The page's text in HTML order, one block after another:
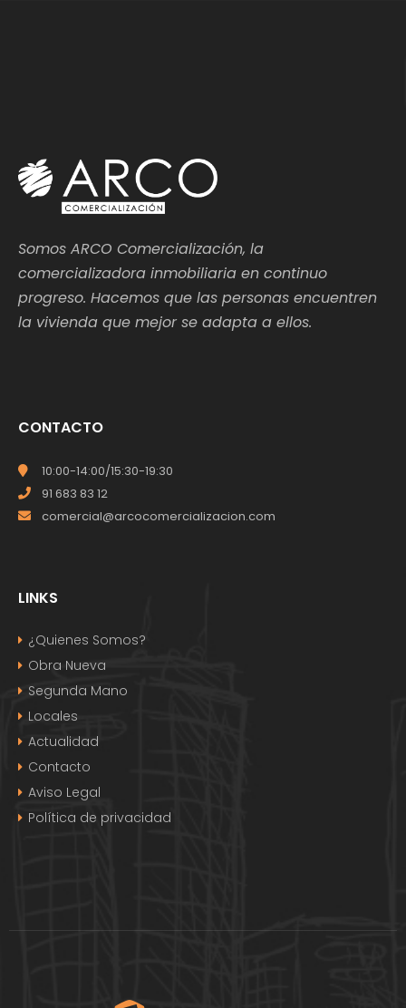
Somos ARCO Comercialización, la
comercializadora inmobiliaria en continuo
progreso. Hacemos que las personas encuentren
la vivienda que mejor se adapta a ellos.
CONTACTO
10:00-14:00/15:30-19:30
91 683 83 12
comercial@arcocomercializacion.com
LINKS
¿Quienes Somos?
Obra Nueva
Segunda Mano
Locales
Actualidad
Contacto
Aviso Legal
Política de privacidad